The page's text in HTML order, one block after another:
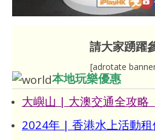
請大家踴躍
[adrotate
本地玩樂優惠
大嶼山 | 大澳交通全攻略
2024年 | 香港水上活動